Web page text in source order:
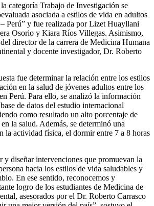
categoría Trabajo de Investigación se
asociada a estilos de vida en adultos
Perú” y fue realizada por Lizet Huayllani
Osorio y Kiara Ríos Villegas. Asimismo,
director de la carrera de Medicina Humana
y docente investigador, Dr. Roberto
fue determinar la relación entre los estilos
en la salud de jóvenes adultos entre los
Perú. Para ello, se analizó la información
de datos del estudio internacional
como resultado un alto porcentaje de
la salud. Además, se determinó una
la actividad física, el dormir entre 7 a 8 horas
y diseñar intervenciones que promuevan la
hacia los estilos de vida saludables y
En ese sentido, reconocemos y
logro de los estudiantes de Medicina de
asesorados por el Dr. Roberto Carrasco